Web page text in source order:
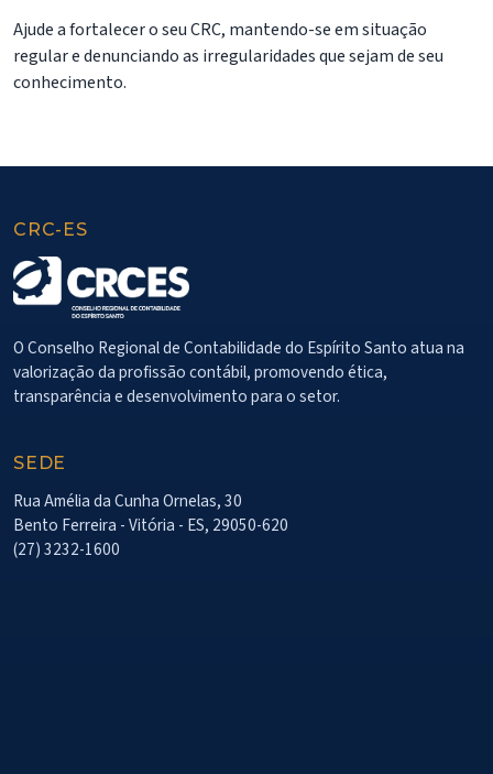
Ajude a fortalecer o seu CRC, mantendo-se em situação
regular e denunciando as irregularidades que sejam de seu
conhecimento.
CRC-ES
O Conselho Regional de Contabilidade do Espírito Santo atua na
valorização da profissão contábil, promovendo ética,
transparência e desenvolvimento para o setor.
SEDE
Rua Amélia da Cunha Ornelas, 30
Bento Ferreira - Vitória - ES, 29050-620
(27) 3232-1600